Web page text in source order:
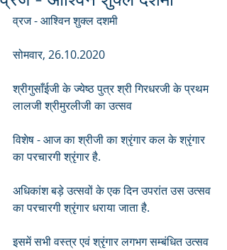
व्रज - आश्विन शुक्ल दशमी
सोमवार, 26.10.2020
श्रीगुसाँईजी के ज्येष्ठ पुत्र श्री गिरधरजी के प्रथम
लालजी श्रीमुरलीजी का उत्सव
विशेष - आज का श्रीजी का श्रृंगार कल के श्रृंगार
का परचारगी श्रृंगार है.
अधिकांश बड़े उत्सवों के एक दिन उपरांत उस उत्सव
का परचारगी श्रृंगार धराया जाता है.
इसमें सभी वस्त्र एवं श्रृंगार लगभग सम्बंधित उत्सव